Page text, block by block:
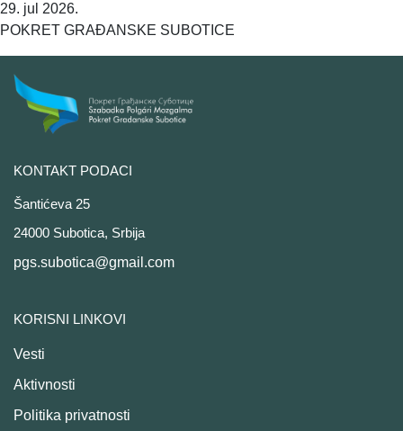
29. jul 2026.
POKRET GRAĐANSKE SUBOTICE
KONTAKT PODACI
Šantićeva 25
24000 Subotica, Srbija
pgs.subotica@gmail.com
KORISNI LINKOVI
Vesti
Aktivnosti
Politika privatnosti